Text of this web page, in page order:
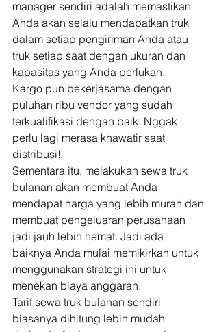
manager sendiri adalah memastikan
Anda akan selalu mendapatkan truk
dalam setiap pengiriman Anda atau
truk setiap saat dengan ukuran dan
kapasitas yang Anda perlukan.
Kargo pun bekerjasama dengan
puluhan ribu vendor yang sudah
terkualifikasi dengan baik. Nggak
perlu lagi merasa khawatir saat
distribusi!
Sementara itu, melakukan sewa truk
bulanan akan membuat Anda
mendapat harga yang lebih murah dan
membuat pengeluaran perusahaan
jadi jauh lebih hemat. Jadi ada
baiknya Anda mulai memikirkan untuk
menggunakan strategi ini untuk
menekan biaya anggaran.
Tarif sewa truk bulanan sendiri
biasanya dihitung lebih mudah